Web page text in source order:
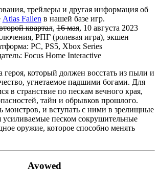
трейлеры и другая информация об
Atlas Fallen в нашей базе игр.
квартал,16 мая, 10 августа 2023
РПГ (ролевая игра), экшен
PC, PS5, Xbox Series
Focus Home Interactive
героя, который должен восстать из пыли и
угнетаемое падшими богами. Для
в странствие по пескам вечного края,
тайн и обрывков прошлого.
монстров, и вступать с ними в зрелищные
усиливаемые песком сокрушительные
оружие, которое способно менять
Avowed